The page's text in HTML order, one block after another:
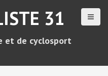
31
et de cyclosport